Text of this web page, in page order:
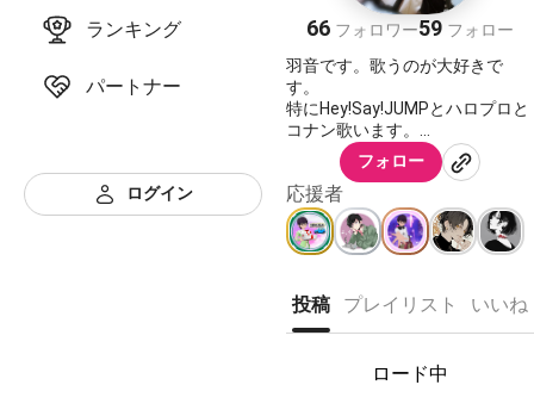
ランキング
パートナー
ログイン
66 フォロワー59 フォロー
羽音です。歌うのが大好きで
す。
特にHey!Say!JUMPとハロプロと
コナン歌います。
よろしくお願いします。
Hey!Say!JUMP 名探偵コナン
モーニング娘。
川田まみ KOTOKO fripSide
佐倉紗織
EGOIST LiSA
ソードアートオンライン ラブ
ライブ！
フォロー
応援者
投稿 プレイリスト いいね
ロード中